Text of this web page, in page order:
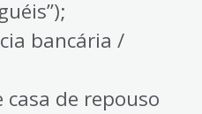
bancária /
casa de repouso